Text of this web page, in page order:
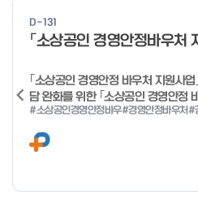
D-131
「소상공인 경영안정바우처
｢소상공인 경영안정 바우처 지원사
담 완화를 위한 ｢소상공인 경영안정
다음과 같이 공고합니다. 2026년 1
#소상공인경영안정바우#경영안정바우처 #